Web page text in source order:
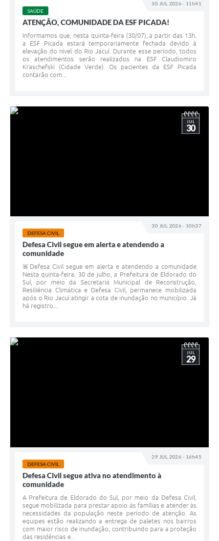
30 JUL 2026 - 11h41
SAÚDE
ATENÇÃO, COMUNIDADE DA ESF PICADA!
Informamos que, nesta quinta-feira (30/07), a partir das 13h,
a ESF Picada estará temporariamente fechada devido à
elevação do nível do Rio Jacuí. Durante esse período, todos
os atendimentos serão realizados na ESF Claudiomiro
Kraschefski (Cidade Verde). Os pacientes da ESF Picada
contarão com...
30 JUL 2026 - 10h37
JUL
30
DEFESA CIVIL
Defesa Civil segue em alerta e atendendo a
comunidade
🚨Defesa Civil segue em alerta e atendendo a comunidade
Nesta quinta-feira, 30 de julho, a Prefeitura de Eldorado do
Sul, por meio da Secretaria Municipal de Reconstrução,
Resiliência Climática e Defesa Civil, permanece mobilizada
após o Rio Jacuí atingir a cota de inundação no município. Já
há registro...
29 JUL 2026 - 16h45
JUL
29
DEFESA CIVIL
Defesa Civil segue ativa no atendimento à
comunidade
A Prefeitura de Eldorado do Sul, por meio da Defesa Civil,
segue mobilizada para prestar apoio às famílias e atender às
necessidades da população neste período de atenção. As
equipes estão realizando a entrega de paletes nos bairros
com maior risco de inundação, contribuindo para a proteção
das residências e...